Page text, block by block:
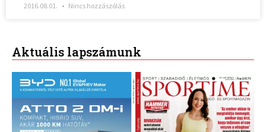
2016.08.01. Nincs hozzászólás
Aktuális lapszámunk